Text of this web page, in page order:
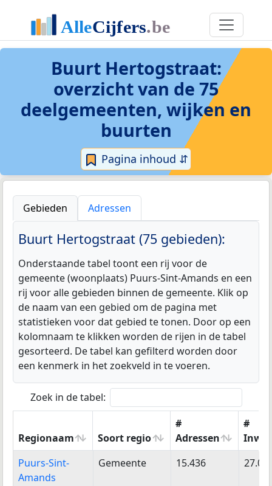
Buurt Hertogstraat:
overzicht van de 75
deelgemeenten, wijken en
buurten
Pagina inhoud ⇵
Gebieden Adressen
Buurt Hertogstraat (75 gebieden):
Onderstaande tabel toont een rij voor de
gemeente (woonplaats) Puurs-Sint-Amands en een
rij voor alle gebieden binnen de gemeente. Klik op
de naam van een gebied om de pagina met
statistieken voor dat gebied te tonen. Door op een
kolomnaam te klikken worden de rijen in de tabel
gesorteerd. De tabel kan gefilterd worden door
een kenmerk in het zoekveld in te voeren.
Zoek in de tabel:
Regionaam Soort regio
#
Adressen
#
Regionaam
Soort regio
#
#
Puurs-Sint-
Amands
Gemeente 15.436